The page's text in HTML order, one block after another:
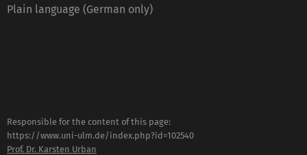
Plain language (German only)
Responsible for the content of this page:
https://www.uni-ulm.de/index.php?id=102540
Prof. Dr. Karsten Urban